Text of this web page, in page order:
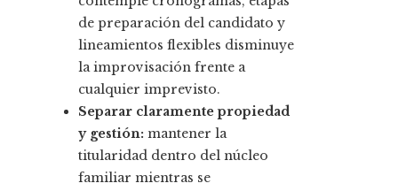
de preparación del candidato y
lineamientos flexibles disminuye
la improvisación frente a
cualquier imprevisto.
Separar claramente propiedad
y gestión: mantener la
titularidad dentro del núcleo
familiar mientras se